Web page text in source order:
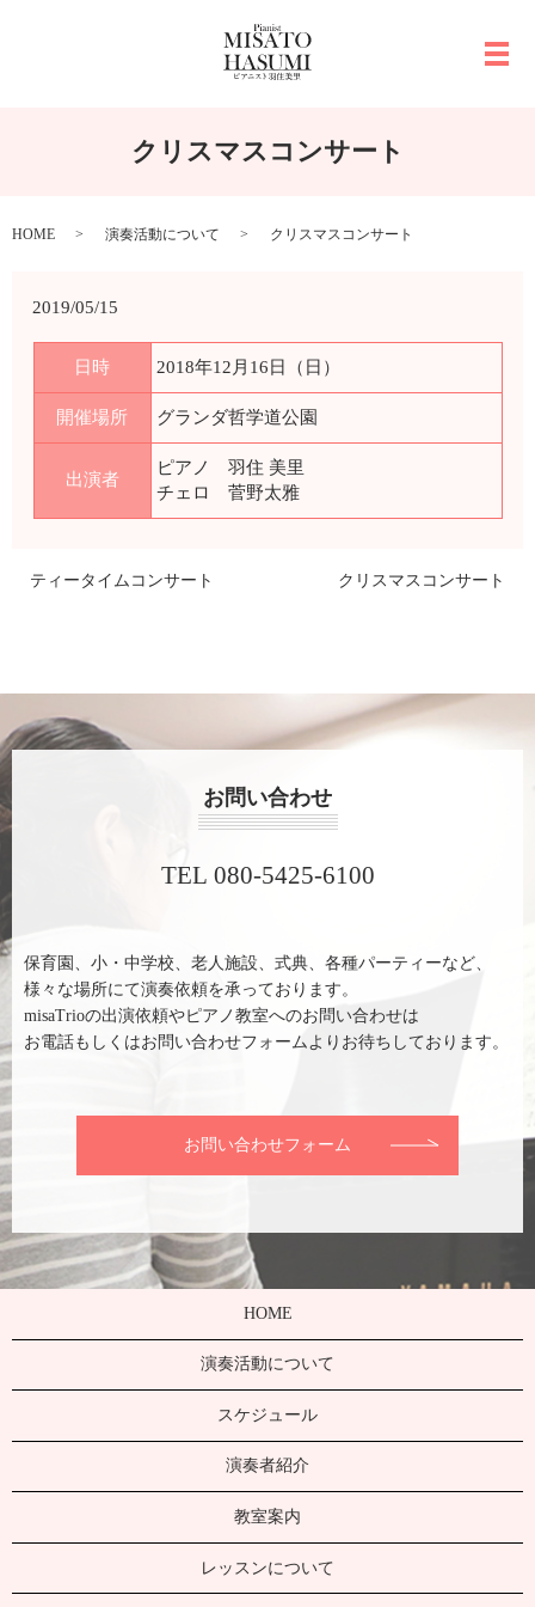
メ
クリスマスコンサート
HOME 演奏活動について クリスマスコンサート
2019/05/15
日時 2018年12月16日（日）
開催場所 グランダ哲学道公園
出演者
ピアノ 羽住 美里
チェロ 菅野太雅
ティータイムコンサート クリスマスコンサート
お問い合わせ
TEL 080-5425-6100
保育園、小・中学校、老人施設、式典、各種パーティーなど、
様々な場所にて演奏依頼を承っております。
misaTrioの出演依頼やピアノ教室へのお問い合わせは
お電話もしくはお問い合わせフォームよりお待ちしております。
お問い合わせフォーム
HOME
演奏活動について
スケジュール
演奏者紹介
教室案内
レッスンについて